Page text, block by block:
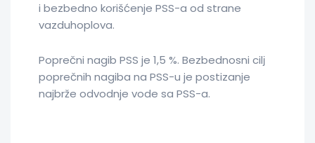
i bezbedno korišćenje PSS-a od strane
vazduhoplova.
Poprečni nagib PSS je 1,5 %. Bezbednosni cilј
poprečnih nagiba na PSS-u je postizanje
najbrže odvodnje vode sa PSS-a.